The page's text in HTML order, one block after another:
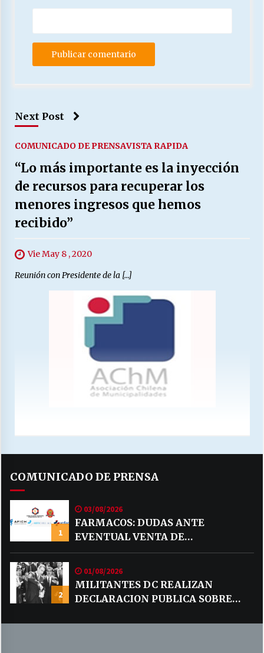
Next Post
COMUNICADO DE PRENSAVISTA RAPIDA
“Lo más importante es la inyección
de recursos para recuperar los
menores ingresos que hemos
recibido”
Vie May 8 , 2020
Reunión con Presidente de la […]
COMUNICADO DE PRENSA
1
03/08/2026
FARMACOS: DUDAS ANTE
EVENTUAL VENTA DE
MEDICAMENTOS POR MERCADO
LIBRE
2
01/08/2026
MILITANTES DC REALIZAN
DECLARACION PUBLICA SOBRE